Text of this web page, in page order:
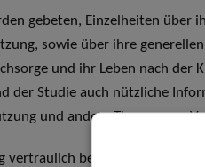
gebeten, Einzelheiten über
sowie über ihre
und ihr Leben nach der
der Studie auch nützliche
und andere Themen zur
vertraulich behandelt, und